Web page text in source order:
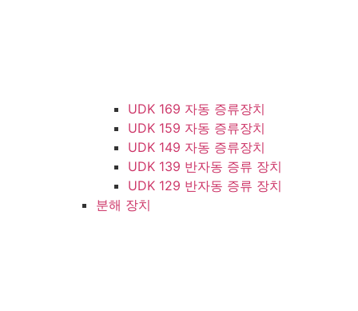
UDK 169 자동 증류장치
UDK 159 자동 증류장치
UDK 149 자동 증류장치
UDK 139 반자동 증류 장치
UDK 129 반자동 증류 장치
분해 장치